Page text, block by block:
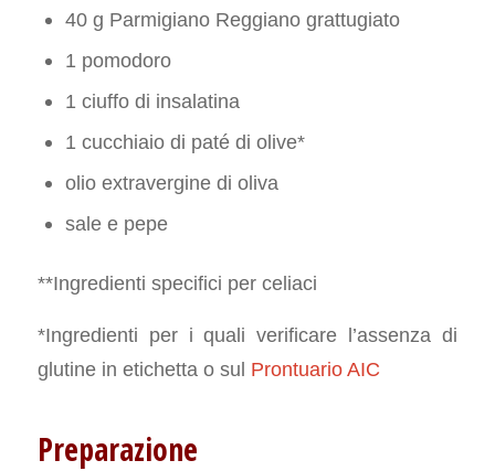
40 g Parmigiano Reggiano grattugiato
1 pomodoro
1 ciuffo di insalatina
1 cucchiaio di paté di olive*
olio extravergine di oliva
sale e pepe
**Ingredienti specifici per celiaci
*Ingredienti per i quali verificare l’assenza di
glutine in etichetta o sul Prontuario AIC
Preparazione